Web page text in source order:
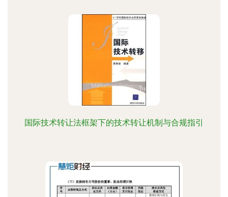
国际技术转让法框架下的技术转让机制与合规指引